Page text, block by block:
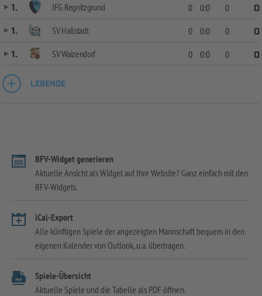
1.
JFG Regnitzgrund 0 0:0 0
0
1.
SV Hallstadt 0 0:0 0
0
1.
SV Waizendorf 0 0:0 0 0
LEGENDE
BFV-Widget generieren
Aktuelle Ansicht als Widget auf Ihre Website? Ganz einfach mit den
BFV-Widgets.
iCal-Export
Alle künftigen Spiele der angezeigten Mannschaft bequem in den
eigenen Kalender von Outlook, u.a. übertragen.
Spiele-Übersicht
Aktuelle Spiele und die Tabelle als PDF öffnen.